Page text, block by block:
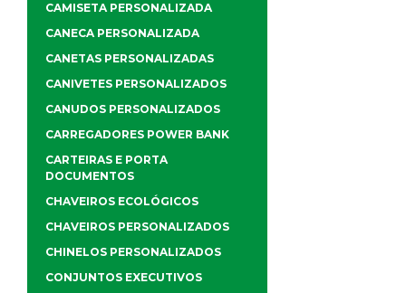
CAMISETA PERSONALIZADA
CANECA PERSONALIZADA
CANETAS PERSONALIZADAS
CANIVETES PERSONALIZADOS
CANUDOS PERSONALIZADOS
CARREGADORES POWER BANK
CARTEIRAS E PORTA
DOCUMENTOS
CHAVEIROS ECOLÓGICOS
CHAVEIROS PERSONALIZADOS
CHINELOS PERSONALIZADOS
CONJUNTOS EXECUTIVOS